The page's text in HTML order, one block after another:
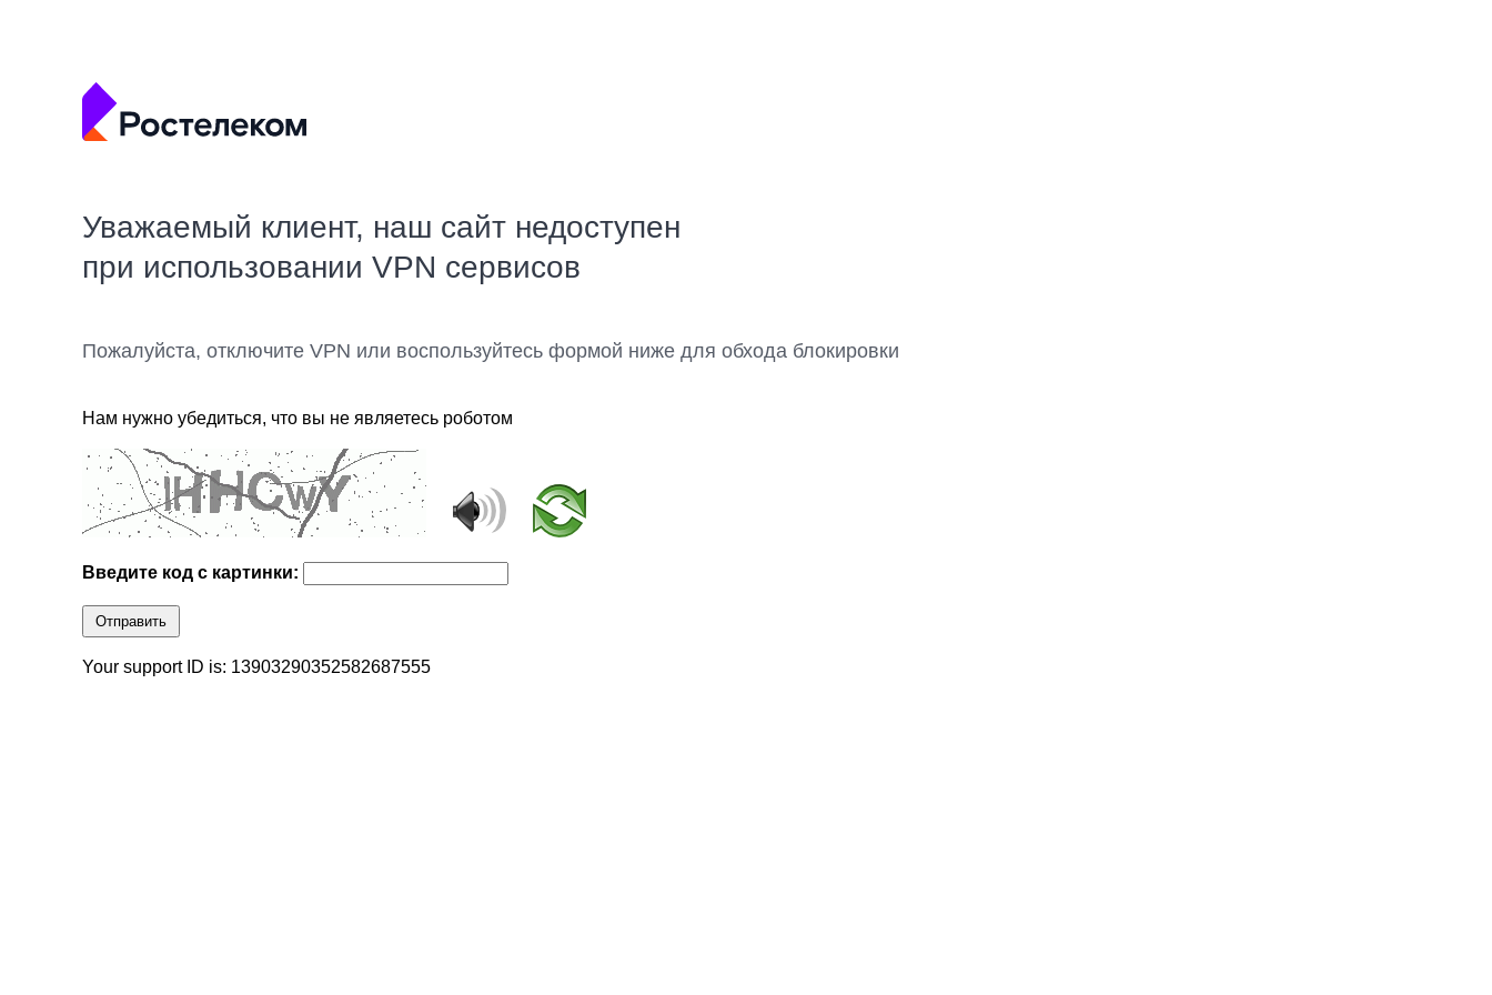
Уважаемый клиент, наш сайт недоступен
при использовании VPN сервисов
Пожалуйста, отключите VPN или воспользуйтесь формой ниже для обхода блокировки
Нам нужно убедиться, что вы не являетесь роботом
Введите код с картинки:
Отправить
Your support ID is: 13903290352582687555